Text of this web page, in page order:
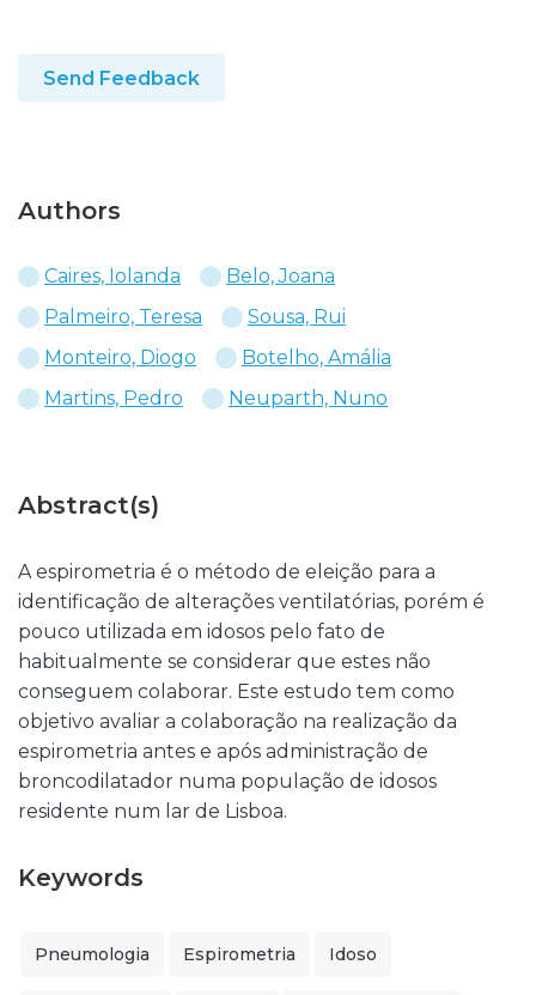
Send Feedback
Authors
Caires, Iolanda
Belo, Joana
Palmeiro, Teresa
Sousa, Rui
Monteiro, Diogo
Botelho, Amália
Martins, Pedro
Neuparth, Nuno
Abstract(s)
A espirometria é o método de eleição para a
identificação de alterações ventilatórias, porém é
pouco utilizada em idosos pelo fato de
habitualmente se considerar que estes não
conseguem colaborar. Este estudo tem como
objetivo avaliar a colaboração na realização da
espirometria antes e após administração de
broncodilatador numa população de idosos
residente num lar de Lisboa.
Keywords
Pneumologia Espirometria Idoso